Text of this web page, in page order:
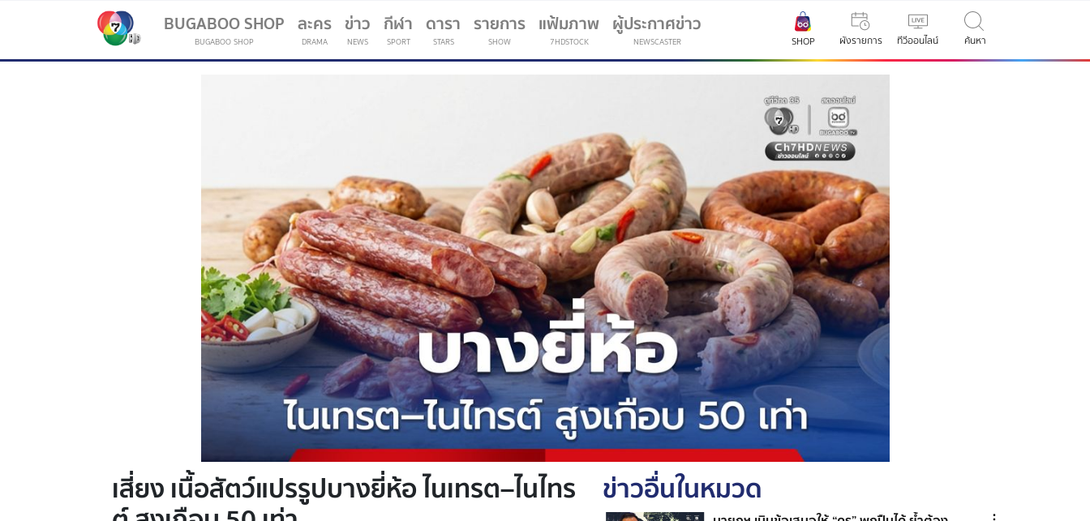
BUGABOO SHOP
BUGABOO SHOP
ละคร
DRAMA
ข่าว
NEWS
กีฬา
SPORT
(current)
ดารา
STARS
รายการ
SHOW
แฟ้มภาพ
7HDSTOCK
ผู้ประกาศข่าว
NEWSCASTER SHOP ผังรายการ ทีวีออนไลน์ ค้นหา
เสี่ยง เนื้อสัตว์แปรรูปบางยี่ห้อ ไนเทรต–ไนไทร ข่าวอื่นในหมวด